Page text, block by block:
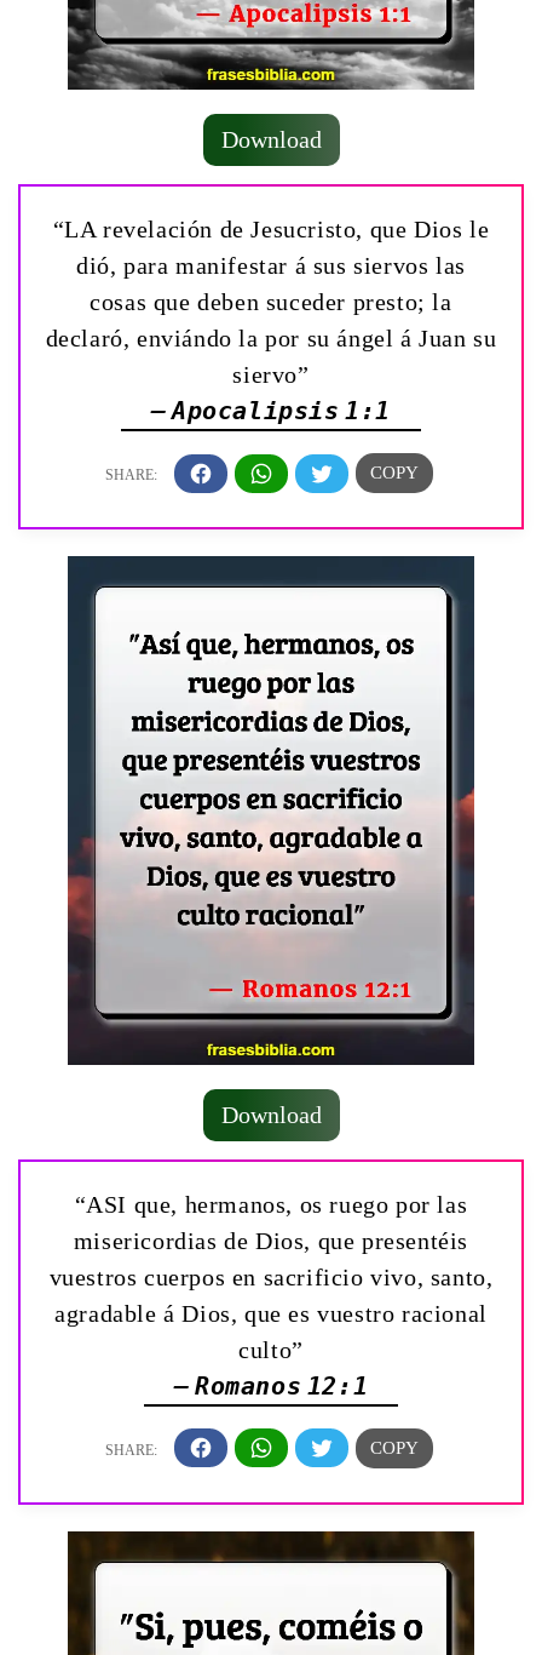
Download
“LA revelación de Jesucristo, que Dios le
dió, para manifestar á sus siervos las
cosas que deben suceder presto; la
declaró, enviándo la por su ángel á Juan su
siervo”
— Apocalipsis 1:1
Download
“ASI que, hermanos, os ruego por las
misericordias de Dios, que presentéis
vuestros cuerpos en sacrificio vivo, santo,
agradable á Dios, que es vuestro racional
culto”
— Romanos 12:1